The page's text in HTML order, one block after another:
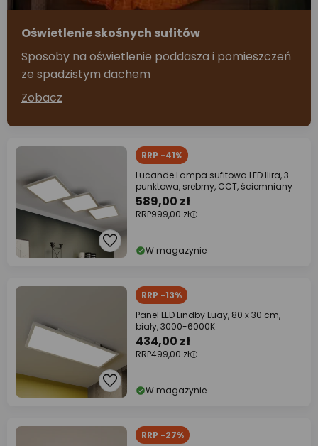
Oświetlenie skośnych sufitów
Sposoby na oświetlenie poddasza i pomieszczeń
ze spadzistym dachem
Zobacz
RRP -41%
Lucande Lampa sufitowa LED Ilira, 3-
punktowa, srebrny, CCT, ściemniany
589,00 zł
RRP999,00 zł
W magazynie
RRP -13%
Panel LED Lindby Luay, 80 x 30 cm,
biały, 3000-6000K
434,00 zł
RRP499,00 zł
W magazynie
RRP -27%